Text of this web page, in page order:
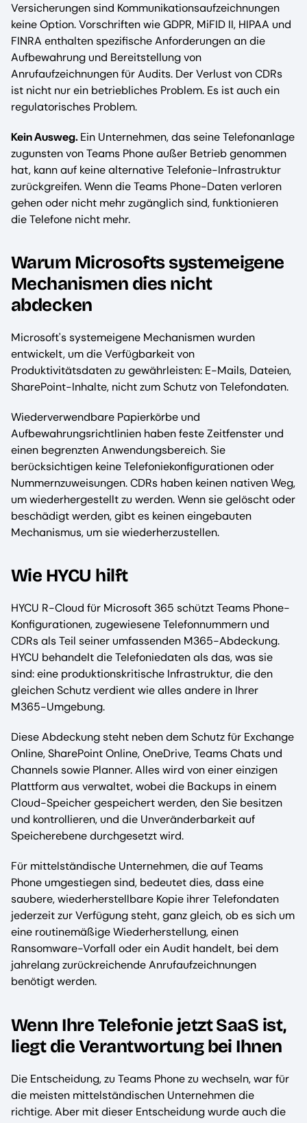
Versicherungen sind Kommunikationsaufzeichnungen
keine Option. Vorschriften wie GDPR, MiFID II, HIPAA und
FINRA enthalten spezifische Anforderungen an die
Aufbewahrung und Bereitstellung von
Anrufaufzeichnungen für Audits. Der Verlust von CDRs
ist nicht nur ein betriebliches Problem. Es ist auch ein
regulatorisches Problem.
Kein Ausweg.Ein Unternehmen, das seine Telefonanlage
zugunsten von Teams Phone außer Betrieb genommen
hat, kann auf keine alternative Telefonie-Infrastruktur
zurückgreifen. Wenn die Teams Phone-Daten verloren
gehen oder nicht mehr zugänglich sind, funktionieren
die Telefone nicht mehr.
Warum Microsofts systemeigene
Mechanismen dies nicht
abdecken
Microsoft's systemeigene Mechanismen wurden
entwickelt, um die Verfügbarkeit von
Produktivitätsdaten zu gewährleisten: E-Mails, Dateien,
SharePoint-Inhalte, nicht zum Schutz von Telefondaten.
Wiederverwendbare Papierkörbe und
Aufbewahrungsrichtlinien haben feste Zeitfenster und
einen begrenzten Anwendungsbereich. Sie
berücksichtigen keine Telefoniekonfigurationen oder
Nummernzuweisungen. CDRs haben keinen nativen Weg,
um wiederhergestellt zu werden. Wenn sie gelöscht oder
beschädigt werden, gibt es keinen eingebauten
Mechanismus, um sie wiederherzustellen.
Wie HYCU hilft
HYCU R-Cloud für Microsoft 365 schützt Teams Phone-
Konfigurationen, zugewiesene Telefonnummern und
CDRs als Teil seiner umfassenden M365-Abdeckung.
HYCU behandelt die Telefoniedaten als das, was sie
sind: eine produktionskritische Infrastruktur, die den
gleichen Schutz verdient wie alles andere in Ihrer
M365-Umgebung.
Diese Abdeckung steht neben dem Schutz für Exchange
Online, SharePoint Online, OneDrive, Teams Chats und
Channels sowie Planner. Alles wird von einer einzigen
Plattform aus verwaltet, wobei die Backups in einem
Cloud-Speicher gespeichert werden, den Sie besitzen
und kontrollieren, und die Unveränderbarkeit auf
Speicherebene durchgesetzt wird.
Für mittelständische Unternehmen, die auf Teams
Phone umgestiegen sind, bedeutet dies, dass eine
saubere, wiederherstellbare Kopie ihrer Telefondaten
jederzeit zur Verfügung steht, ganz gleich, ob es sich um
eine routinemäßige Wiederherstellung, einen
Ransomware-Vorfall oder ein Audit handelt, bei dem
jahrelang zurückreichende Anrufaufzeichnungen
benötigt werden.
Wenn Ihre Telefonie jetzt SaaS ist,
liegt die Verantwortung bei Ihnen
Die Entscheidung, zu Teams Phone zu wechseln, war für
die meisten mittelständischen Unternehmen die
richtige. Aber mit dieser Entscheidung wurde auch die